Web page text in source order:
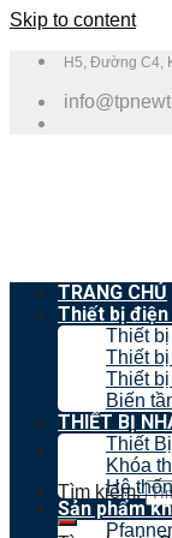
Skip to content
H5, Đường C4,
Tìm kiếm:
TRANG CHỦ
Thiết bị
Thiết
Thiết
Thiết
Biến
THIẾT BỊ
Thiết
Khóa
Hệ
Sản phẩm